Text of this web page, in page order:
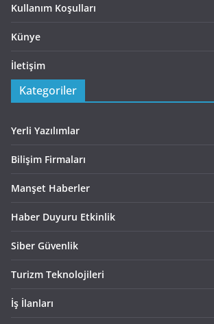
Kullanım Koşulları
Künye
İletişim
Kategoriler
Yerli Yazılımlar
Bilişim Firmaları
Manşet Haberler
Haber Duyuru Etkinlik
Siber Güvenlik
Turizm Teknolojileri
İş İlanları